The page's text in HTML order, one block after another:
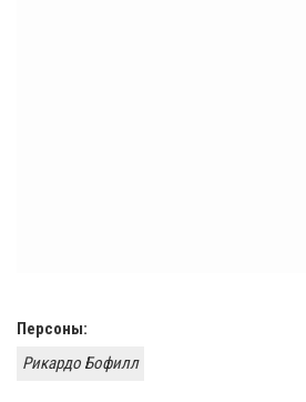
Персоны:
Рикардо Бофилл